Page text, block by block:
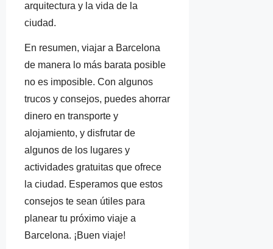
arquitectura y la vida de la
ciudad.
En resumen, viajar a Barcelona
de manera lo más barata posible
no es imposible. Con algunos
trucos y consejos, puedes ahorrar
dinero en transporte y
alojamiento, y disfrutar de
algunos de los lugares y
actividades gratuitas que ofrece
la ciudad. Esperamos que estos
consejos te sean útiles para
planear tu próximo viaje a
Barcelona. ¡Buen viaje!